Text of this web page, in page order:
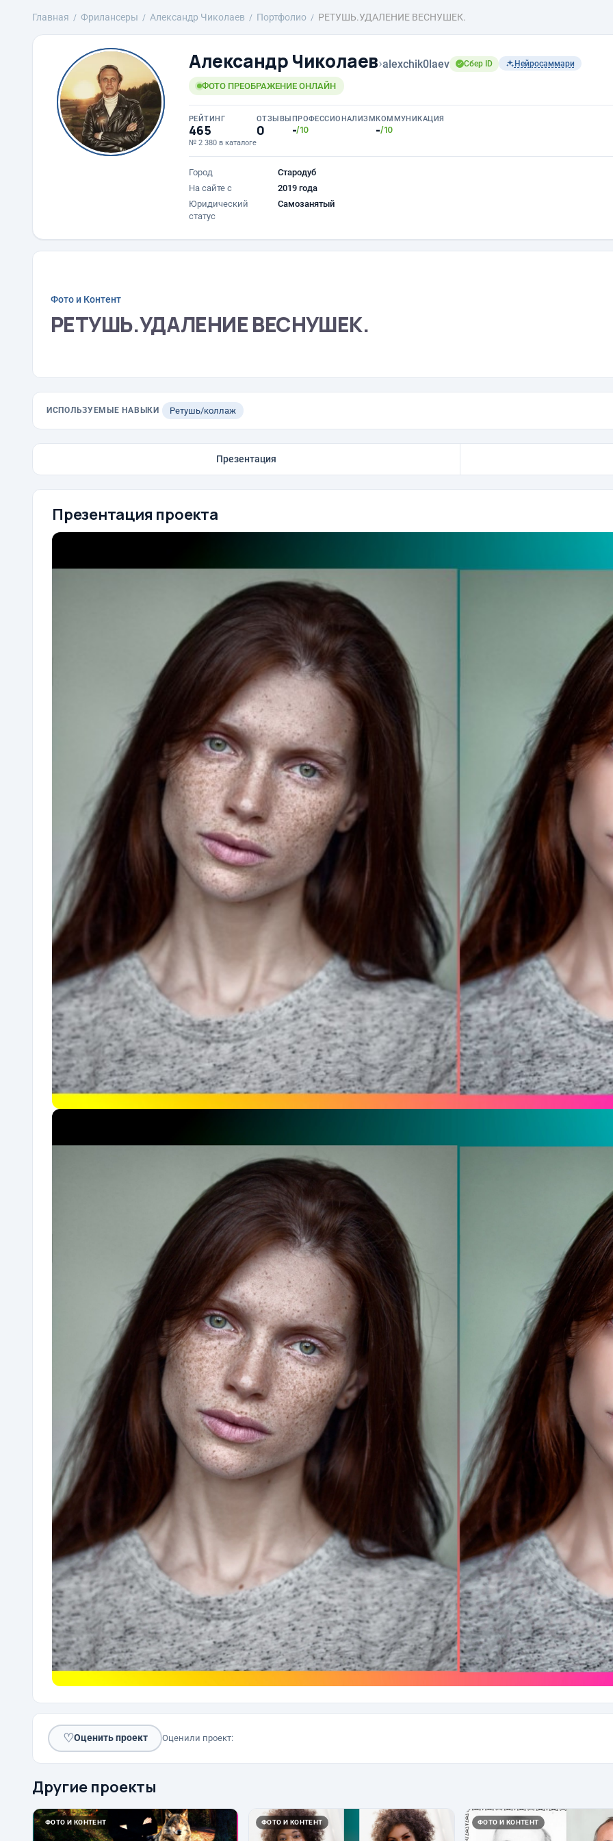
Главная Фрилансеры Александр Чиколаев Портфолио РЕТУШЬ.УДАЛЕНИЕ ВЕСНУШЕК.
Александр Чиколаев›alexchik0laev Сбер ID Нейросаммари
ФОТО ПРЕОБРАЖЕНИЕ ОНЛАЙН
РЕЙТИНГ
465
№ 2 380 в каталоге
ОТЗЫВЫ
0
ПРОФЕССИОНАЛИЗМ
-/10
КОММУНИКАЦИЯ
-/10
Город
Стародуб
На сайте с
2019 года
Юридический
статус
Самозанятый
Фото и Контент
РЕТУШЬ.УДАЛЕНИЕ ВЕСНУШЕК.
ИСПОЛЬЗУЕМЫЕ НАВЫКИ Ретушь/коллаж
Презентация
Презентация проекта
♡Оценить проект Оценили проект:
Другие проекты
ФОТО И КОНТЕНТ ФОТО И КОНТЕНТ ФОТО И КОНТЕНТ